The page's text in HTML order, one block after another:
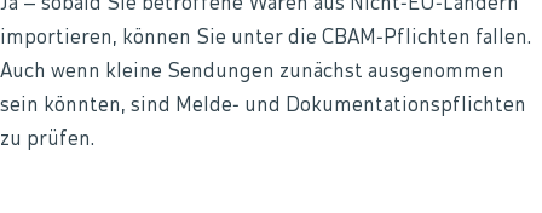
Ja – sobald Sie betroffene Waren aus Nicht‑EU‑Ländern
importieren, können Sie unter die CBAM‑Pflichten fallen.
Auch wenn kleine Sendungen zunächst ausgenommen
sein könnten, sind Melde‑ und Dokumentationspflichten
zu prüfen.